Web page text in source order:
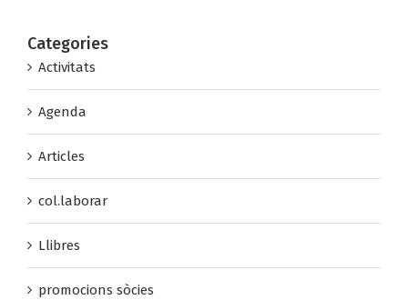
Categories
Activitats
Agenda
Articles
col.laborar
Llibres
promocions sòcies